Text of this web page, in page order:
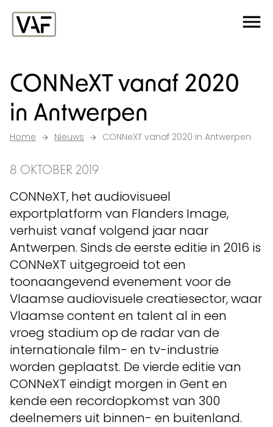
Ga verder naar de inhoud
CONNeXT vanaf 2020
in Antwerpen
Home Nieuws CONNeXT vanaf 2020 in Antwerpen
8 OKTOBER 2019
CONNeXT, het audiovisueel
exportplatform van Flanders Image,
verhuist vanaf volgend jaar naar
Antwerpen. Sinds de eerste editie in 2016 is
CONNeXT uitgegroeid tot een
toonaangevend evenement voor de
Vlaamse audiovisuele creatiesector, waar
Vlaamse content en talent al in een
vroeg stadium op de radar van de
internationale film- en tv-industrie
worden geplaatst. De vierde editie van
CONNeXT eindigt morgen in Gent en
kende een recordopkomst van 300
deelnemers uit binnen- en buitenland.